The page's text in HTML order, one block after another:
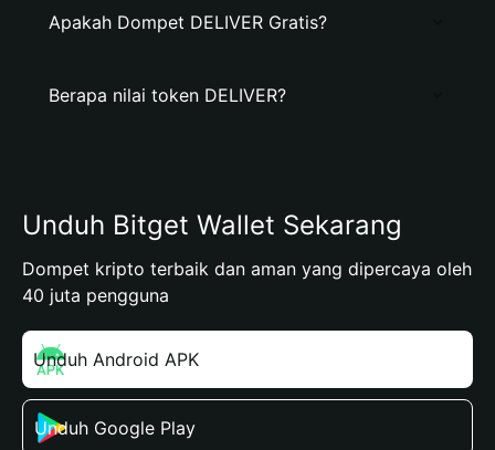
Apakah Dompet DELIVER Gratis?
Berapa nilai token DELIVER?
Unduh Bitget Wallet Sekarang
Dompet kripto terbaik dan aman yang dipercaya oleh
40 juta pengguna
Unduh Android APK
Unduh Google Play